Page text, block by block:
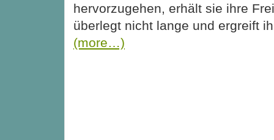
hervorzugehen, erhält sie ihre
überlegt nicht lange und ergreift
(more…)